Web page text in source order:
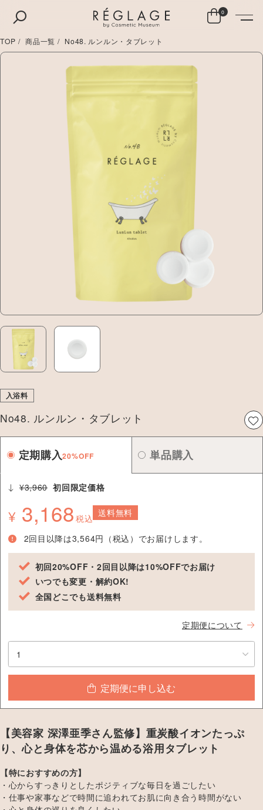
0
TOP 商品一覧 No48. ルンルン・タブレット
入浴料
No48. ルンルン・タブレット
定期購入20%OFF 単品購入
¥3,960 初回限定価格
¥ 3,168 税込 送料無料
2回目以降は3,564円（税込）でお届けします。
初回20%OFF・2回目以降は10%OFFでお届け
いつでも変更・解約OK!
全国どこでも送料無料
定期便について
定期便に申し込む
【美容家 深澤亜季さん監修】重炭酸イオンたっぷ
り、心と身体を芯から温める浴用タブレット
【特におすすめの方】
心からすっきりとしたポジティブな毎日を過ごしたい
仕事や家事などで時間に追われてお肌に向き合う時間がない